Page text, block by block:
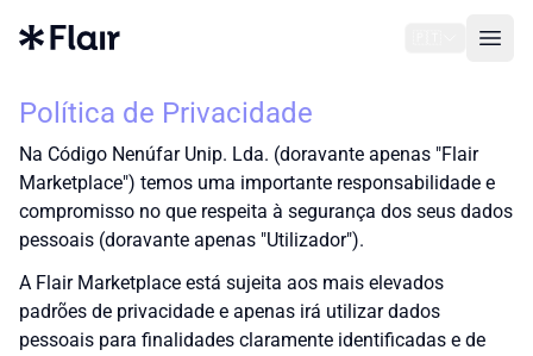
Política de Privacidade
Na Código Nenúfar Unip. Lda. (doravante apenas "Flair
Marketplace") temos uma importante responsabilidade e
compromisso no que respeita à segurança dos seus dados
pessoais (doravante apenas "Utilizador").
A Flair Marketplace está sujeita aos mais elevados
padrões de privacidade e apenas irá utilizar dados
pessoais para finalidades claramente identificadas e de